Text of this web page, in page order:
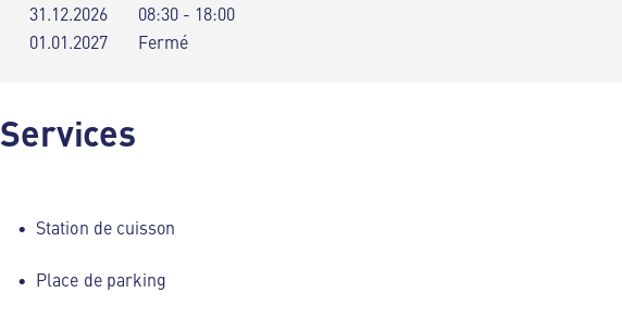
31.12.2026
08:30 - 18:00
01.01.2027
Fermé
Services
Station de cuisson
Place de parking